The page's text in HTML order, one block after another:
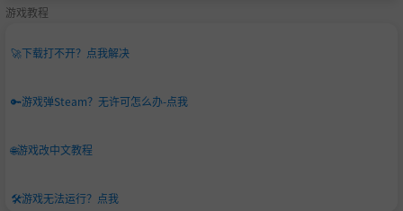
游戏教程
🚀下载打不开？点我解决
🔑游戏弹Steam？无许可怎么办-点我
🌐游戏改中文教程
🛠️游戏无法运行？点我